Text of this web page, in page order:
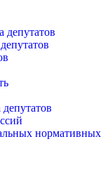
депутатов
нормативных